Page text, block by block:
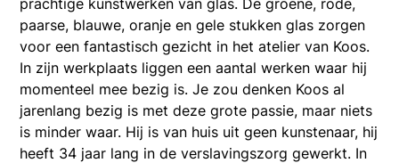
paarse, blauwe, oranje en gele stukken glas zorgen
voor een fantastisch gezicht in het atelier van Koos.
In zijn werkplaats liggen een aantal werken waar hij
momenteel mee bezig is. Je zou denken Koos al
jarenlang bezig is met deze grote passie, maar niets
is minder waar. Hij is van huis uit geen kunstenaar, hij
heeft 34 jaar lang in de verslavingszorg gewerkt. In